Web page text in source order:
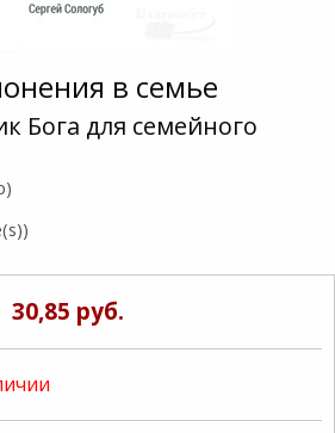
в семье
Бога для семейного
30,85 руб.